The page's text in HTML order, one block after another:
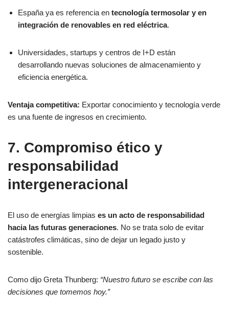
España ya es referencia en tecnología termosolar y en
integración de renovables en red eléctrica.
Universidades, startups y centros de I+D están
desarrollando nuevas soluciones de almacenamiento y
eficiencia energética.
Ventaja competitiva: Exportar conocimiento y tecnología verde
es una fuente de ingresos en crecimiento.
7. Compromiso ético y
responsabilidad
intergeneracional
El uso de energías limpias es un acto de responsabilidad
hacia las futuras generaciones. No se trata solo de evitar
catástrofes climáticas, sino de dejar un legado justo y
sostenible.
Como dijo Greta Thunberg: “Nuestro futuro se escribe con las
decisiones que tomemos hoy.”